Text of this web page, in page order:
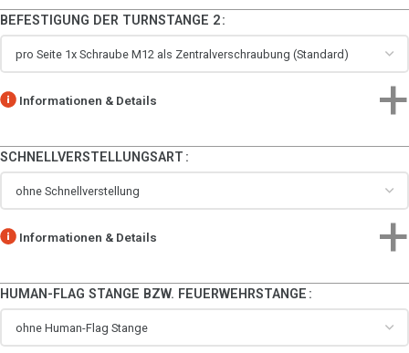
BEFESTIGUNG DER TURNSTANGE 2
Informationen & Details
SCHNELLVERSTELLUNGSART
Informationen & Details
HUMAN-FLAG STANGE BZW. FEUERWEHRSTANGE